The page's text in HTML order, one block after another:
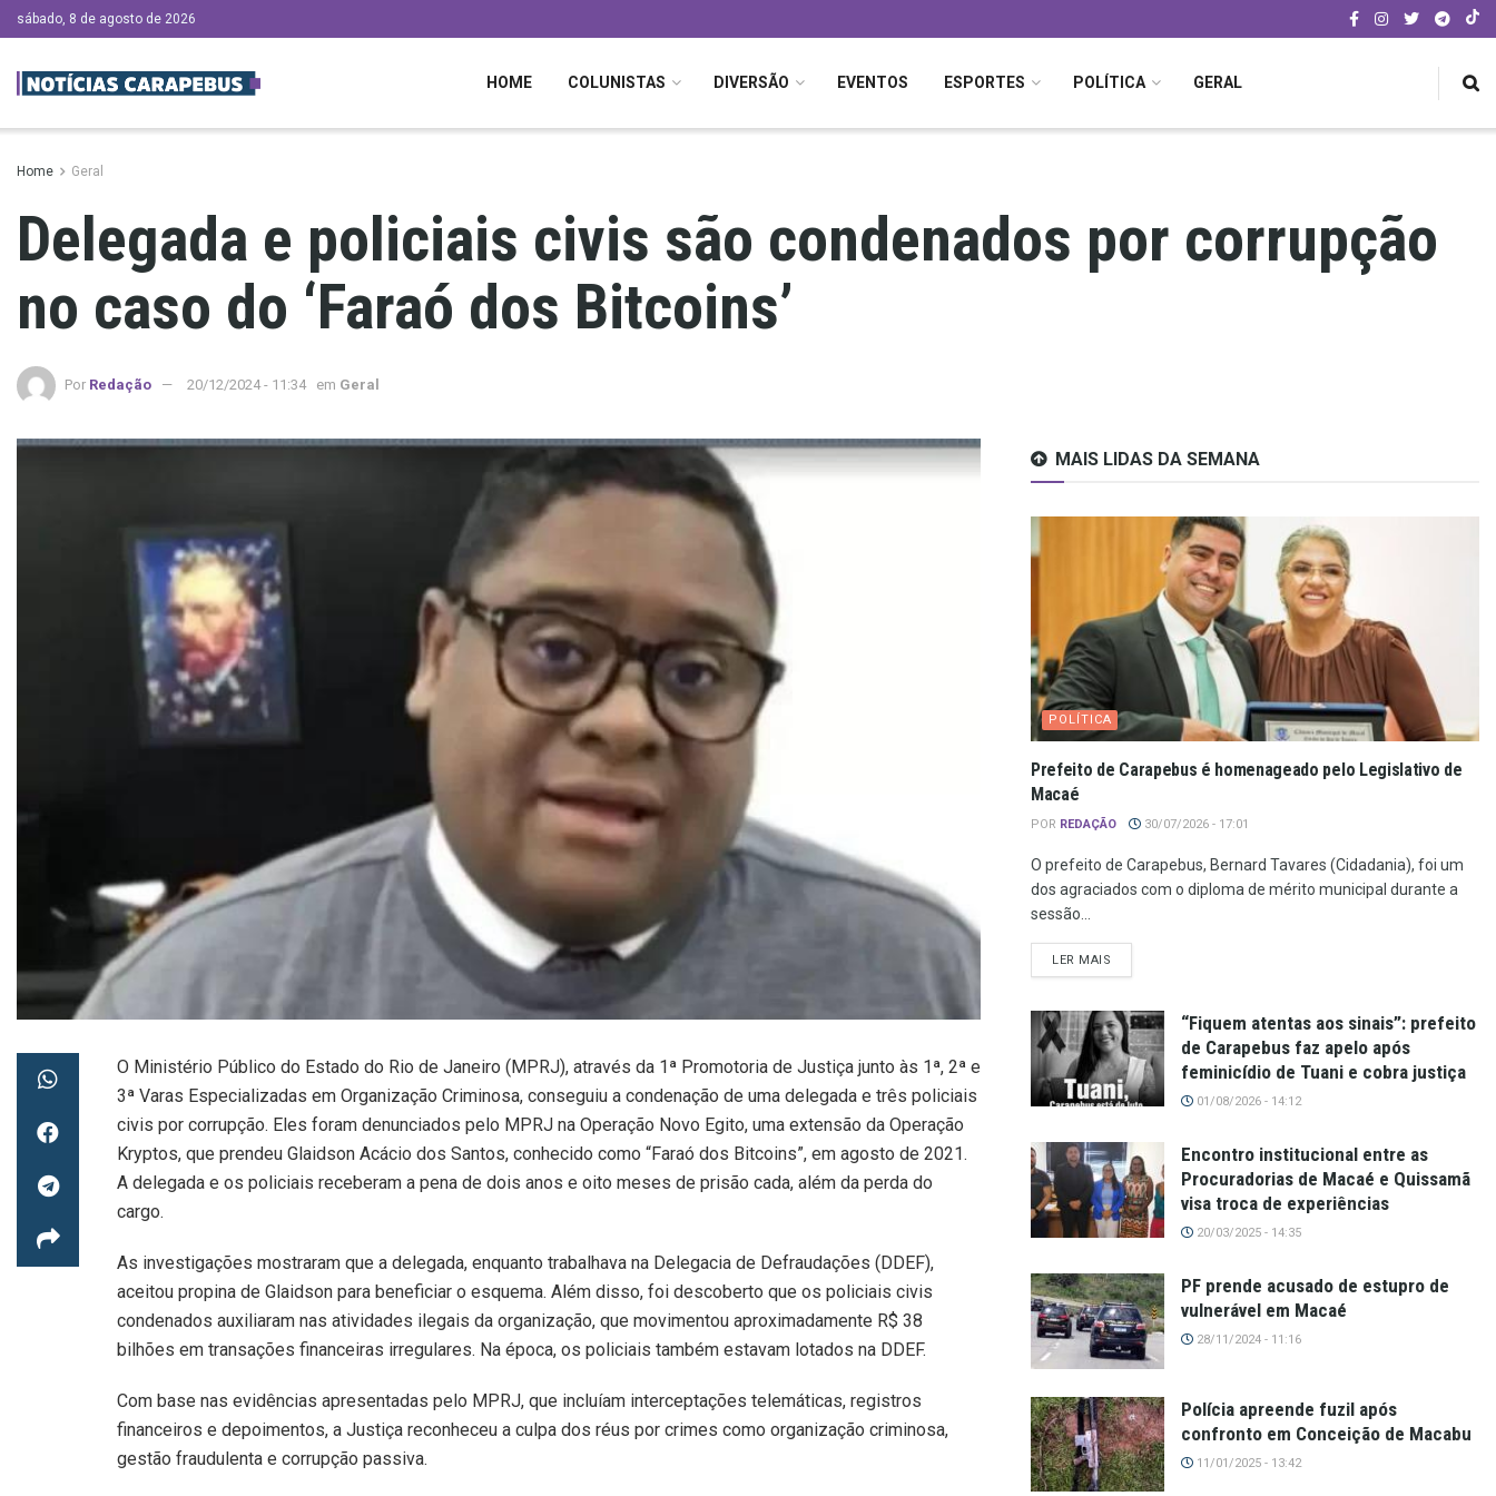
sábado, 8 de agosto de 2026
HOME COLUNISTAS DIVERSÃO EVENTOS ESPORTES POLÍTICA GERAL
Home Geral
Delegada e policiais civis são condenados por corrupção
no caso do ‘Faraó dos Bitcoins’
Por Redação 20/12/2024 - 11:34 em Geral
O Ministério Público do Estado do Rio de Janeiro (MPRJ), através da 1ª Promotoria de Justiça junto às 1ª, 2ª e
3ª Varas Especializadas em Organização Criminosa, conseguiu a condenação de uma delegada e três policiais
civis por corrupção. Eles foram denunciados pelo MPRJ na Operação Novo Egito, uma extensão da Operação
Kryptos, que prendeu Glaidson Acácio dos Santos, conhecido como “Faraó dos Bitcoins”, em agosto de 2021.
A delegada e os policiais receberam a pena de dois anos e oito meses de prisão cada, além da perda do
cargo.
As investigações mostraram que a delegada, enquanto trabalhava na Delegacia de Defraudações (DDEF),
aceitou propina de Glaidson para beneficiar o esquema. Além disso, foi descoberto que os policiais civis
condenados auxiliaram nas atividades ilegais da organização, que movimentou aproximadamente R$ 38
bilhões em transações financeiras irregulares. Na época, os policiais também estavam lotados na DDEF.
Com base nas evidências apresentadas pelo MPRJ, que incluíam interceptações telemáticas, registros
financeiros e depoimentos, a Justiça reconheceu a culpa dos réus por crimes como organização criminosa,
gestão fraudulenta e corrupção passiva.
MAIS LIDAS DA SEMANA
POLÍTICA
Prefeito de Carapebus é homenageado pelo Legislativo de
Macaé
POR REDAÇÃO 30/07/2026 - 17:01
O prefeito de Carapebus, Bernard Tavares (Cidadania), foi um
dos agraciados com o diploma de mérito municipal durante a
sessão...
LER MAIS
“Fiquem atentas aos sinais”: prefeito
de Carapebus faz apelo após
feminicídio de Tuani e cobra justiça
01/08/2026 - 14:12
Encontro institucional entre as
Procuradorias de Macaé e Quissamã
visa troca de experiências
20/03/2025 - 14:35
PF prende acusado de estupro de
vulnerável em Macaé
28/11/2024 - 11:16
Polícia apreende fuzil após
confronto em Conceição de Macabu
11/01/2025 - 13:42